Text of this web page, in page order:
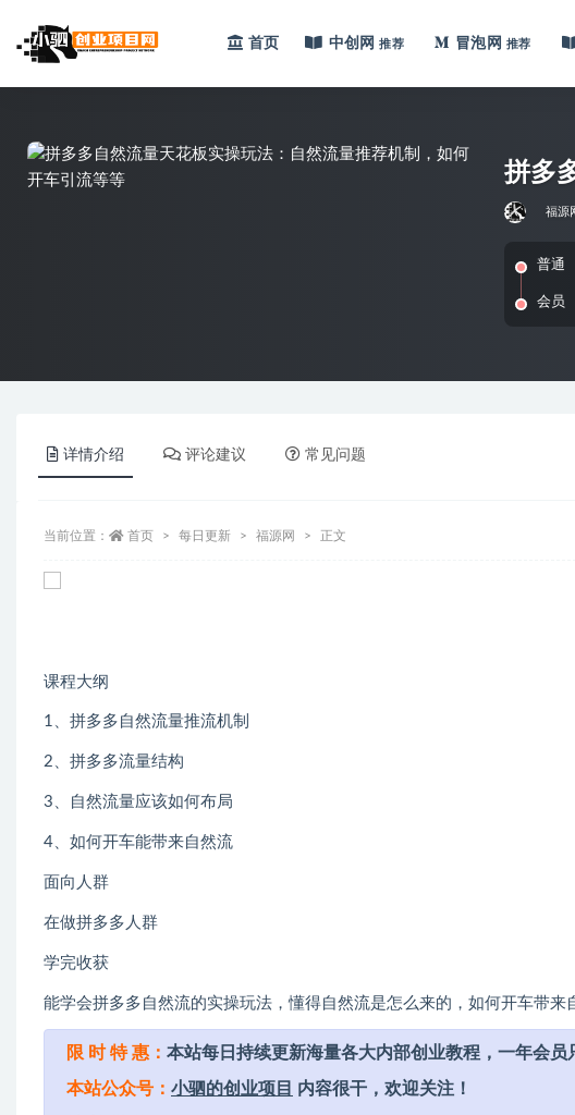
首页 中创网 推荐 冒泡网 推荐
拼多
福源
普通
会员
详情介绍 评论建议 常见问题
当前位置： 首页 每日更新 福源网 正文
课程大纲
1、拼多多自然流量推流机制
2、拼多多流量结构
3、自然流量应该如何布局
4、如何开车能带来自然流
面向人群
在做拼多多人群
学完收获
能学会拼多多自然流的实操玩法，懂得自然流是怎么来的，如何开车带来
限 时 特 惠： 本站每日持续更新海量各大内部创业教程，一年会
本站公众号： 小驷的创业项目 内容很干，欢迎关注！